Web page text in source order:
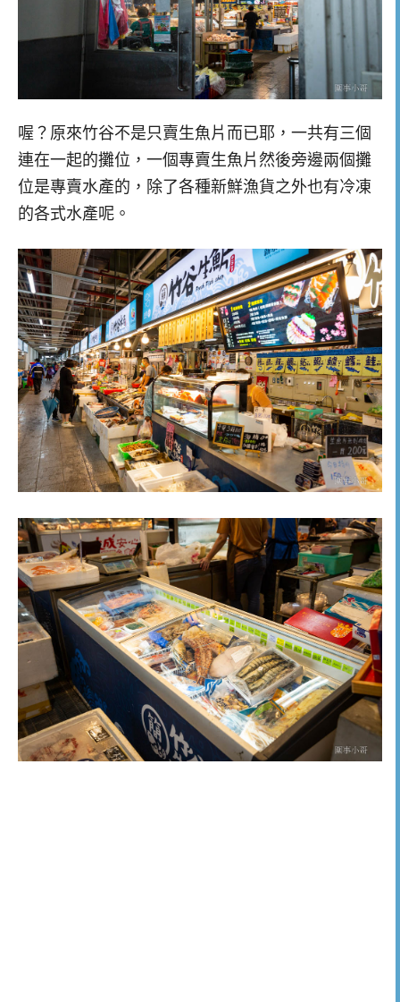
喔？原來竹谷不是只賣生魚片而已耶，一共有三個
連在一起的攤位，一個專賣生魚片然後旁邊兩個攤
位是專賣水產的，除了各種新鮮漁貨之外也有冷凍
的各式水產呢。